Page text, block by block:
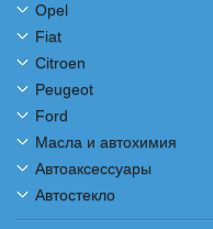
Opel
Fiat
Citroen
Peugeot
Ford
Масла и автохимия
Автоаксессуары
Автостекло